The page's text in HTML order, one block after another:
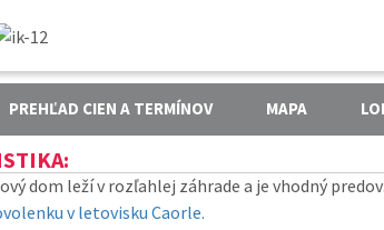
PREHĽAD CIEN A TERMÍNOV MAPA
dom leží v rozľahlej záhrade a je vhodný
v letovisku Caorle.